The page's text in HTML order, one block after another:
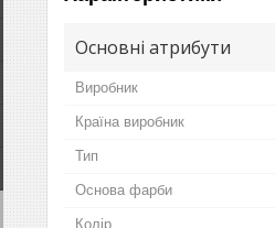
Основні атрибути
Виробник
Країна виробник
Тип
Основа фарби
Колір